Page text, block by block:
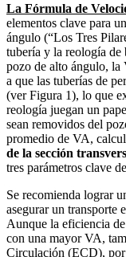
La Fórmula de
elementos clave para
ángulo (“Los Tres
tubería y la reología de
pozo de alto ángulo, la
a que las tuberías de
(ver Figura 1), lo que
reología juegan un
sean removidos del
promedio de VA,
de la sección
tres parámetros clave
Se recomienda lograr
asegurar un transporte
Aunque la eficiencia
con una mayor VA,
Circulación (ECD),